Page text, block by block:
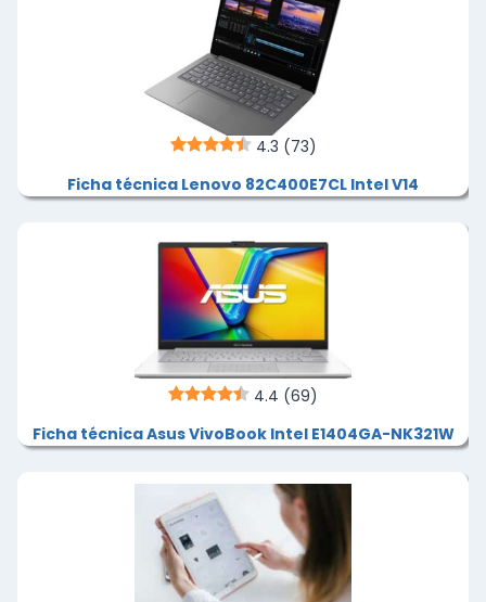
4.3 (73)
Ficha técnica Lenovo 82C400E7CL Intel V14
4.4 (69)
Ficha técnica Asus VivoBook Intel E1404GA-NK321W